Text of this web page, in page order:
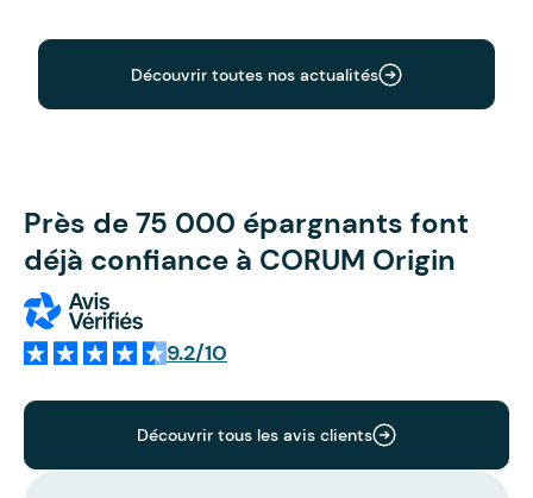
Découvrir toutes nos actualités
Près de 75 000 épargnants font
déjà confiance à CORUM Origin
9.2/10
Découvrir tous les avis clients